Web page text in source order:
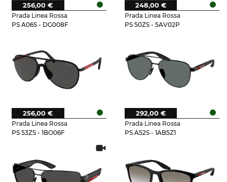
Prada Linea Rossa
PS A06S - DG008F
256,00 €
Prada Linea Rossa
PS 50ZS - 5AV02P
248,00 €
Prada Linea Rossa
PS 53ZS - 1BO06F
256,00 €
Prada Linea Rossa
PS A52S - 1AB5Z1
292,00 €